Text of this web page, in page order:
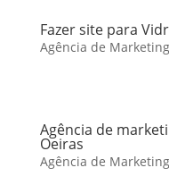
Fazer site para
Agência de
Agência de
Oeiras
Agência de